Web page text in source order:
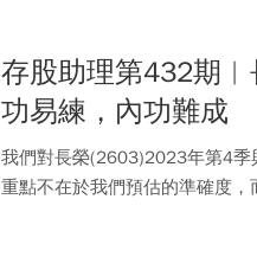
存股助理第432期
功易練，內功難成
我們對長榮(2603)2023年第4季
重點不在於我們預估的準確度